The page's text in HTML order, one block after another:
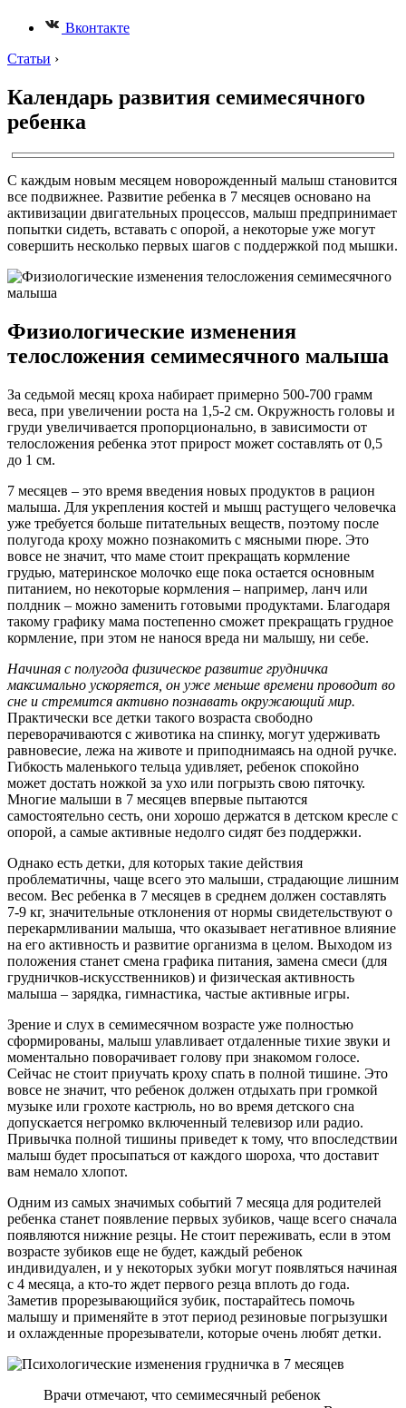
Вконтакте
Статьи ›
Календарь развития семимесячного
ребенка
С каждым новым месяцем новорожденный малыш становится
все подвижнее. Развитие ребенка в 7 месяцев основано на
активизации двигательных процессов, малыш предпринимает
попытки сидеть, вставать с опорой, а некоторые уже могут
совершить несколько первых шагов с поддержкой под мышки.
Физиологические изменения
телосложения семимесячного малыша
За седьмой месяц кроха набирает примерно 500-700 грамм
веса, при увеличении роста на 1,5-2 см. Окружность головы и
груди увеличивается пропорционально, в зависимости от
телосложения ребенка этот прирост может составлять от 0,5
до 1 см.
7 месяцев – это время введения новых продуктов в рацион
малыша. Для укрепления костей и мышц растущего человечка
уже требуется больше питательных веществ, поэтому после
полугода кроху можно познакомить с мясными пюре. Это
вовсе не значит, что маме стоит прекращать кормление
грудью, материнское молочко еще пока остается основным
питанием, но некоторые кормления – например, ланч или
полдник – можно заменить готовыми продуктами. Благодаря
такому графику мама постепенно сможет прекращать грудное
кормление, при этом не нанося вреда ни малышу, ни себе.
Начиная с полугода физическое развитие грудничка
максимально ускоряется, он уже меньше времени проводит во
сне и стремится активно познавать окружающий мир.
Практически все детки такого возраста свободно
переворачиваются с животика на спинку, могут удерживать
равновесие, лежа на животе и приподнимаясь на одной ручке.
Гибкость маленького тельца удивляет, ребенок спокойно
может достать ножкой за ухо или погрызть свою пяточку.
Многие малыши в 7 месяцев впервые пытаются
самостоятельно сесть, они хорошо держатся в детском кресле с
опорой, а самые активные недолго сидят без поддержки.
Однако есть детки, для которых такие действия
проблематичны, чаще всего это малыши, страдающие лишним
весом. Вес ребенка в 7 месяцев в среднем должен составлять
7-9 кг, значительные отклонения от нормы свидетельствуют о
перекармливании малыша, что оказывает негативное влияние
на его активность и развитие организма в целом. Выходом из
положения станет смена графика питания, замена смеси (для
грудничков-искусственников) и физическая активность
малыша – зарядка, гимнастика, частые активные игры.
Зрение и слух в семимесячном возрасте уже полностью
сформированы, малыш улавливает отдаленные тихие звуки и
моментально поворачивает голову при знакомом голосе.
Сейчас не стоит приучать кроху спать в полной тишине. Это
вовсе не значит, что ребенок должен отдыхать при громкой
музыке или грохоте кастрюль, но во время детского сна
допускается негромко включенный телевизор или радио.
Привычка полной тишины приведет к тому, что впоследствии
малыш будет просыпаться от каждого шороха, что доставит
вам немало хлопот.
Одним из самых значимых событий 7 месяца для родителей
ребенка станет появление первых зубиков, чаще всего сначала
появляются нижние резцы. Не стоит переживать, если в этом
возрасте зубиков еще не будет, каждый ребенок
индивидуален, и у некоторых зубки могут появляться начиная
с 4 месяца, а кто-то ждет первого резца вплоть до года.
Заметив прорезывающийся зубик, постарайтесь помочь
малышу и применяйте в этот период резиновые погрызушки
и охлажденные прорезыватели, которые очень любят детки.
Врачи отмечают, что семимесячный ребенок